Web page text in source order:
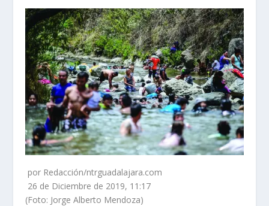
por Redacción/ntrguadalajara.com
26 de Diciembre de 2019, 11:17
(Foto: Jorge Alberto Mendoza)